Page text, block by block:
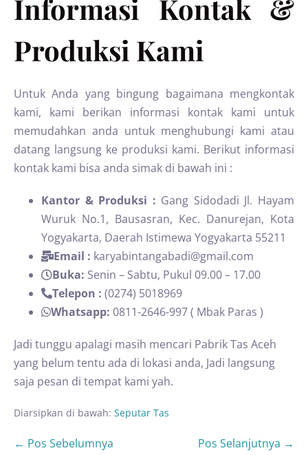
Informasi Kontak &
Produksi Kami
Untuk Anda yang bingung bagaimana mengkontak
kami, kami berikan informasi kontak kami untuk
memudahkan anda untuk menghubungi kami atau
datang langsung ke produksi kami. Berikut informasi
kontak kami bisa anda simak di bawah ini :
Kantor & Produksi : Gang Sidodadi Jl. Hayam
Wuruk No.1, Bausasran, Kec. Danurejan, Kota
Yogyakarta, Daerah Istimewa Yogyakarta 55211
Email : karyabintangabadi@gmail.com
Buka: Senin – Sabtu, Pukul 09.00 – 17.00
Telepon : (0274) 5018969
Whatsapp: 0811-2646-997 ( Mbak Paras )
Jadi tunggu apalagi masih mencari Pabrik Tas Aceh
yang belum tentu ada di lokasi anda, Jadi langsung
saja pesan di tempat kami yah.
Diarsipkan di bawah: Seputar Tas
← Pos Sebelumnya Pos Selanjutnya →